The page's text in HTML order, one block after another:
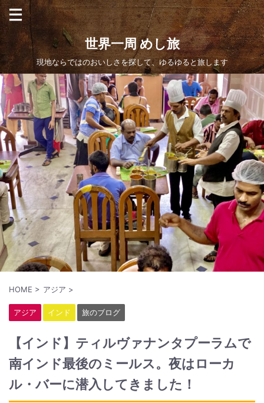
世界一周 めし旅
現地ならではのおいしさを探して、ゆるゆると旅します
HOME > アジア >
アジア インド 旅のブログ
【インド】ティルヴァナンタプーラムで
南インド最後のミールス。夜はローカ
ル・バーに潜入してきました！